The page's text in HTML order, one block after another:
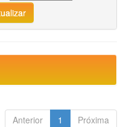
Anterior 1 Próxima